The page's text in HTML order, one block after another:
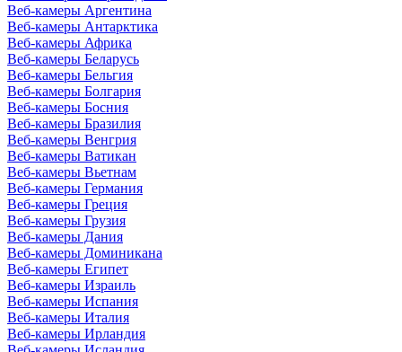
Веб-камеры Аргентина
Веб-камеры Антарктика
Веб-камеры Африка
Веб-камеры Беларусь
Веб-камеры Бельгия
Веб-камеры Болгария
Веб-камеры Босния
Веб-камеры Бразилия
Веб-камеры Венгрия
Веб-камеры Ватикан
Веб-камеры Вьетнам
Веб-камеры Германия
Веб-камеры Греция
Веб-камеры Грузия
Веб-камеры Дания
Веб-камеры Доминикана
Веб-камеры Египет
Веб-камеры Израиль
Веб-камеры Испания
Веб-камеры Италия
Веб-камеры Ирландия